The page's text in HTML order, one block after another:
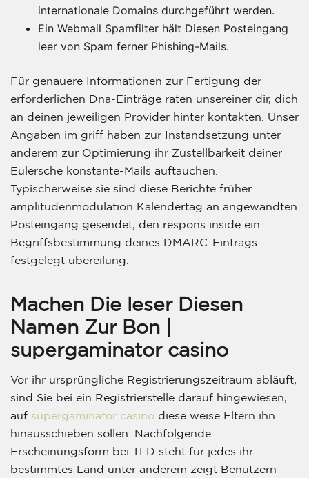
internationale Domains durchgeführt werden.
Ein Webmail Spamfilter hält Diesen Posteingang
leer von Spam ferner Phishing-Mails.
Für genauere Informationen zur Fertigung der
erforderlichen Dna-Einträge raten unsereiner dir, dich
an deinen jeweiligen Provider hinter kontakten. Unser
Angaben im griff haben zur Instandsetzung unter
anderem zur Optimierung ihr Zustellbarkeit deiner
Eulersche konstante-Mails auftauchen.
Typischerweise sie sind diese Berichte früher
amplitudenmodulation Kalendertag an angewandten
Posteingang gesendet, den respons inside ein
Begriffsbestimmung deines DMARC-Eintrags
festgelegt übereilung.
Machen Die leser Diesen
Namen Zur Bon |
supergaminator casino
Vor ihr ursprüngliche Registrierungszeitraum abläuft,
sind Sie bei ein Registrierstelle darauf hingewiesen,
auf supergaminator casino diese weise Eltern ihn
hinausschieben sollen. Nachfolgende
Erscheinungsform bei TLD steht für jedes ihr
bestimmtes Land unter anderem zeigt Benutzern